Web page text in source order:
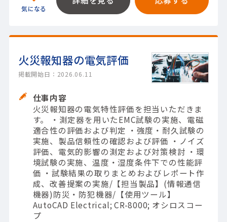
火災報知器の電気評価
掲載開始日：2026.06.11
仕事内容
火災報知器の電気特性評価を担当いただきま
す。 ・測定器を用いたEMC試験の実施、電磁
適合性の評価および判定 ・強度・耐久試験の
実施、製品信頼性の確認および評価 ・ノイズ
評価、電気的影響の測定および対策検討 ・環
境試験の実施、温度・湿度条件下での性能評
価 ・試験結果の取りまとめおよびレポート作
成、改善提案の実施/【担当製品】(情報通信
機器)防災・防犯機器/【使用ツール】
AutoCAD Electrical; CR-8000; オシロスコー
プ